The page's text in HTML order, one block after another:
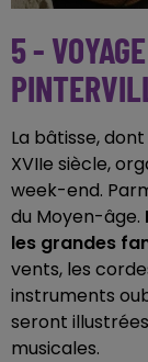
5 -
La bâtisse,
XVIIe siècle,
week-end.
du Moyen-âge.
les grandes
vents, les
instruments
seront
musicales.